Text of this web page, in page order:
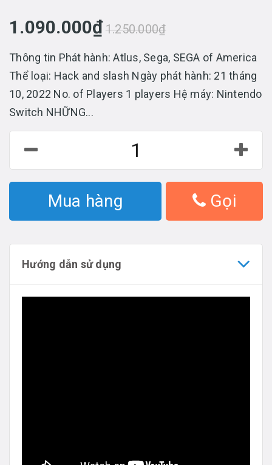
1.090.000₫1.250.000₫
Thông tin Phát hành: Atlus, Sega, SEGA of America
Thể loại: Hack and slash Ngày phát hành: 21 tháng
10, 2022 No. of Players 1 players Hệ máy: Nintendo
Switch NHỮNG...
Mua hàng Gọi
Hướng dẫn sử dụng